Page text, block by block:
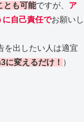
とも可能ですが、 ア
に自己責任でお願いし
を出したい人は適宜
に変えるだけ！ ）